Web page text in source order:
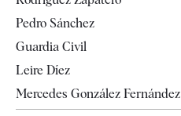
Televisión
Pedro Sánchez
Guardia Civil
Leire Díez
Mercedes González Fernández